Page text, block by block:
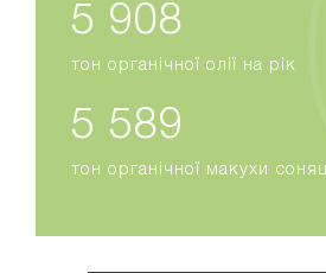
6 799
тон органічної олії на рік
6 432
тон органічної макухи